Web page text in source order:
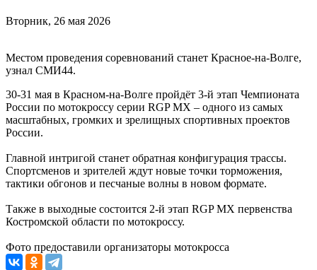
Вторник, 26 мая 2026
Местом проведения соревнований станет Красное-на-Волге,
узнал СМИ44.
30-31 мая в Красном-на-Волге пройдёт 3-й этап Чемпионата
России по мотокроссу серии RGP MX – одного из самых
масштабных, громких и зрелищных спортивных проектов
России.
Главной интригой станет обратная конфигурация трассы.
Спортсменов и зрителей ждут новые точки торможения,
тактики обгонов и песчаные волны в новом формате.
Также в выходные состоится 2-й этап RGP MX первенства
Костромской области по мотокроссу.
Фото предоставили организаторы мотокросса